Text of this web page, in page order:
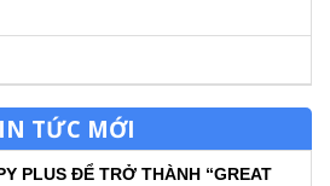
TỨC MỚI
PLUS ĐỂ TRỞ THÀNH “GREAT